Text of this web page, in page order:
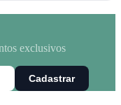
exclusivos
Cadastrar